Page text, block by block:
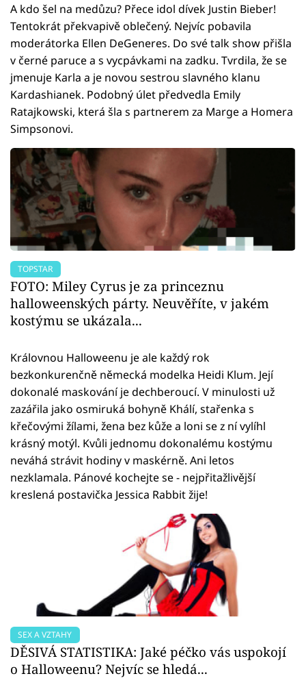
A kdo šel na medůzu? Přece idol dívek Justin Bieber!
Tentokrát překvapivě oblečený. Nejvíc pobavila
moderátorka Ellen DeGeneres. Do své talk show přišla
v černé paruce a s vycpávkami na zadku. Tvrdila, že se
jmenuje Karla a je novou sestrou slavného klanu
Kardashianek. Podobný úlet předvedla Emily
Ratajkowski, která šla s partnerem za Marge a Homera
Simpsonovi.
TOPSTAR
FOTO: Miley Cyrus je za princeznu
halloweenských párty. Neuvěříte, v jakém
kostýmu se ukázala...
Královnou Halloweenu je ale každý rok
bezkonkurenčně německá modelka Heidi Klum. Její
dokonalé maskování je dechberoucí. V minulosti už
zazářila jako osmiruká bohyně Khálí, stařenka s
křečovými žílami, žena bez kůže a loni se z ní vylíhl
krásný motýl. Kvůli jednomu dokonalému kostýmu
neváhá strávit hodiny v maskérně. Ani letos
nezklamala. Pánové kochejte se - nejpřitažlivější
kreslená postavička Jessica Rabbit žije!
SEX A VZTAHY
DĚSIVÁ STATISTIKA: Jaké péčko vás uspokojí
o Halloweenu? Nejvíc se hledá...